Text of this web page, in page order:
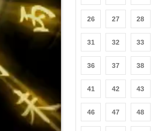
26 27 28
31 32 33
36 37 38
41 42 43
46 47 48